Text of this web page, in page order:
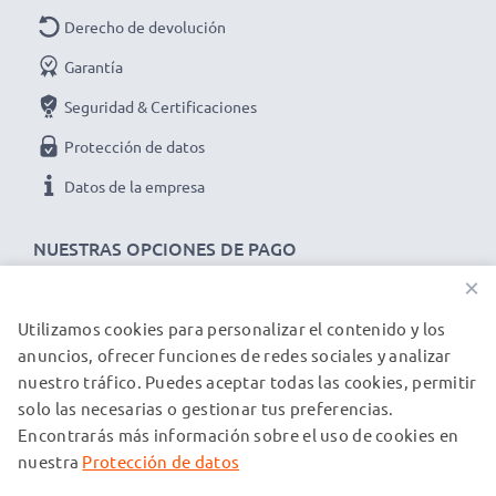
NUESTRAS OPCIONES DE PAGO
Derecho de devolución
Garantía
Seguridad & Certificaciones
Protección de datos
Datos de la empresa
NUESTROS PARTNERS DE ENVÍO
© subtel.es 2026
Todos los precios incluyen IVA y excluyen los costos de envío.
Tenga en cuenta que todas las marcas registradas que
×
Utilizamos cookies para personalizar el contenido y los
anuncios, ofrecer funciones de redes sociales y analizar
nuestro tráfico. Puedes aceptar todas las cookies, permitir
solo las necesarias o gestionar tus preferencias.
Encontrarás más información sobre el uso de cookies en
nuestra Protección de datos